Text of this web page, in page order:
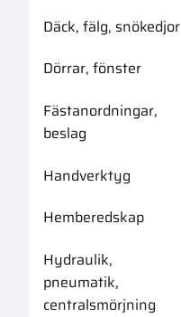
Däck, fälg, snökedjor
Dörrar, fönster
Fästanordningar,
beslag
Handverktyg
Hemberedskap
Hydraulik,
pneumatik,
centralsmörjning